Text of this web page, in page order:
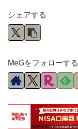
シェアする
MeGをフォローする